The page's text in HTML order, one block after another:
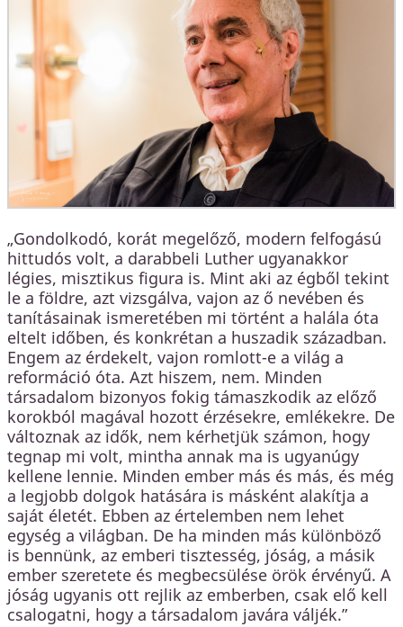
„Gondolkodó, korát megelőző, modern felfogású
hittudós volt, a darabbeli Luther ugyanakkor
légies, misztikus figura is. Mint aki az égből tekint
le a földre, azt vizsgálva, vajon az ő nevében és
tanításainak ismeretében mi történt a halála óta
eltelt időben, és konkrétan a huszadik században.
Engem az érdekelt, vajon romlott-e a világ a
reformáció óta. Azt hiszem, nem. Minden
társadalom bizonyos fokig támaszkodik az előző
korokból magával hozott érzésekre, emlékekre. De
változnak az idők, nem kérhetjük számon, hogy
tegnap mi volt, mintha annak ma is ugyanúgy
kellene lennie. Minden ember más és más, és még
a legjobb dolgok hatására is másként alakítja a
saját életét. Ebben az értelemben nem lehet
egység a világban. De ha minden más különböző
is bennünk, az emberi tisztesség, jóság, a másik
ember szeretete és megbecsülése örök érvényű. A
jóság ugyanis ott rejlik az emberben, csak elő kell
csalogatni, hogy a társadalom javára váljék.”